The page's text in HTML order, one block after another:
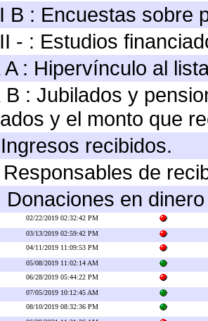
B : Encuestas sobre
- : Estudios
A : Hipervínculo al
B : Jubilados y
y el monto que
recibidos.
de
Donaciones en
02/22/2019 02:32:42 PM
03/13/2019 02:59:42 PM
04/11/2019 11:09:53 PM
05/08/2019 11:02:14 AM
06/28/2019 05:44:22 PM
07/05/2019 10:12:45 AM
08/10/2019 08:32:36 PM